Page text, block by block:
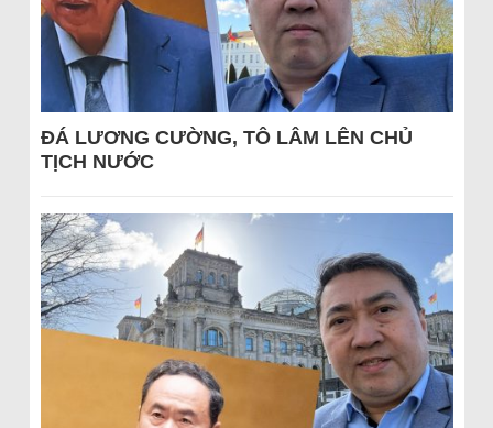
ĐÁ LƯƠNG CƯỜNG, TÔ LÂM LÊN CHỦ
TỊCH NƯỚC